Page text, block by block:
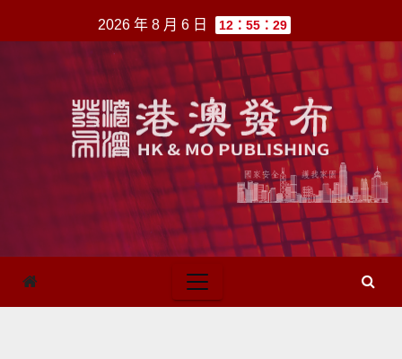
至
2026 年 8 月 6 日 12：55：29